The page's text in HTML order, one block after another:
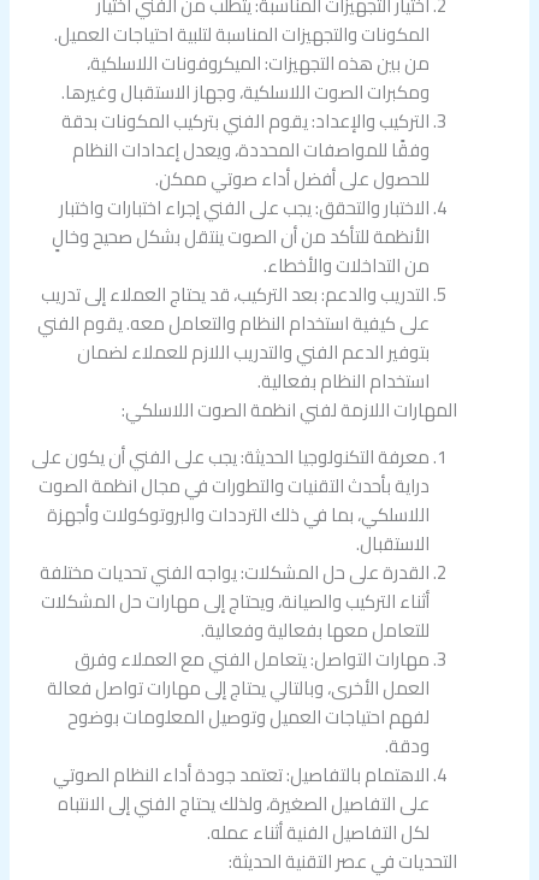
المكونات والتجهيزات المناسبة لتلبية احتياجات العميل.
من بين هذه التجهيزات: الميكروفونات اللاسلكية،
ومكبرات الصوت اللاسلكية، وجهاز الاستقبال وغيرها.
التركيب والإعداد: يقوم الفني بتركيب المكونات بدقة
وفقًا للمواصفات المحددة، ويعدل إعدادات النظام
للحصول على أفضل أداء صوتي ممكن.
الاختبار والتحقق: يجب على الفني إجراء اختبارات واختبار
الأنظمة للتأكد من أن الصوت ينتقل بشكل صحيح وخالٍ
من التداخلات والأخطاء.
التدريب والدعم: بعد التركيب، قد يحتاج العملاء إلى تدريب
على كيفية استخدام النظام والتعامل معه. يقوم الفني
بتوفير الدعم الفني والتدريب اللازم للعملاء لضمان
استخدام النظام بفعالية.
المهارات اللازمة لفني انظمة الصوت اللاسلكي:
معرفة التكنولوجيا الحديثة: يجب على الفني أن يكون على
دراية بأحدث التقنيات والتطورات في مجال انظمة الصوت
اللاسلكي، بما في ذلك الترددات والبروتوكولات وأجهزة
الاستقبال.
القدرة على حل المشكلات: يواجه الفني تحديات مختلفة
أثناء التركيب والصيانة، ويحتاج إلى مهارات حل المشكلات
للتعامل معها بفعالية وفعالية.
مهارات التواصل: يتعامل الفني مع العملاء وفرق
العمل الأخرى، وبالتالي يحتاج إلى مهارات تواصل فعالة
لفهم احتياجات العميل وتوصيل المعلومات بوضوح
ودقة.
الاهتمام بالتفاصيل: تعتمد جودة أداء النظام الصوتي
على التفاصيل الصغيرة، ولذلك يحتاج الفني إلى الانتباه
لكل التفاصيل الفنية أثناء عمله.
التحديات في عصر التقنية الحديثة: